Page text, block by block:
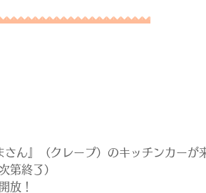
ん』（クレープ）のキッチンカーが
第終了）
放！